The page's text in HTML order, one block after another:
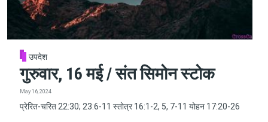
उपदेश
गुरुवार, 16 मई / संत सिमोन स्टोक
May 16, 2024
प्रेरित-चरित 22:30; 23:6-11 स्तोत्र 16:1-2, 5, 7-11 योहन 17:20-26